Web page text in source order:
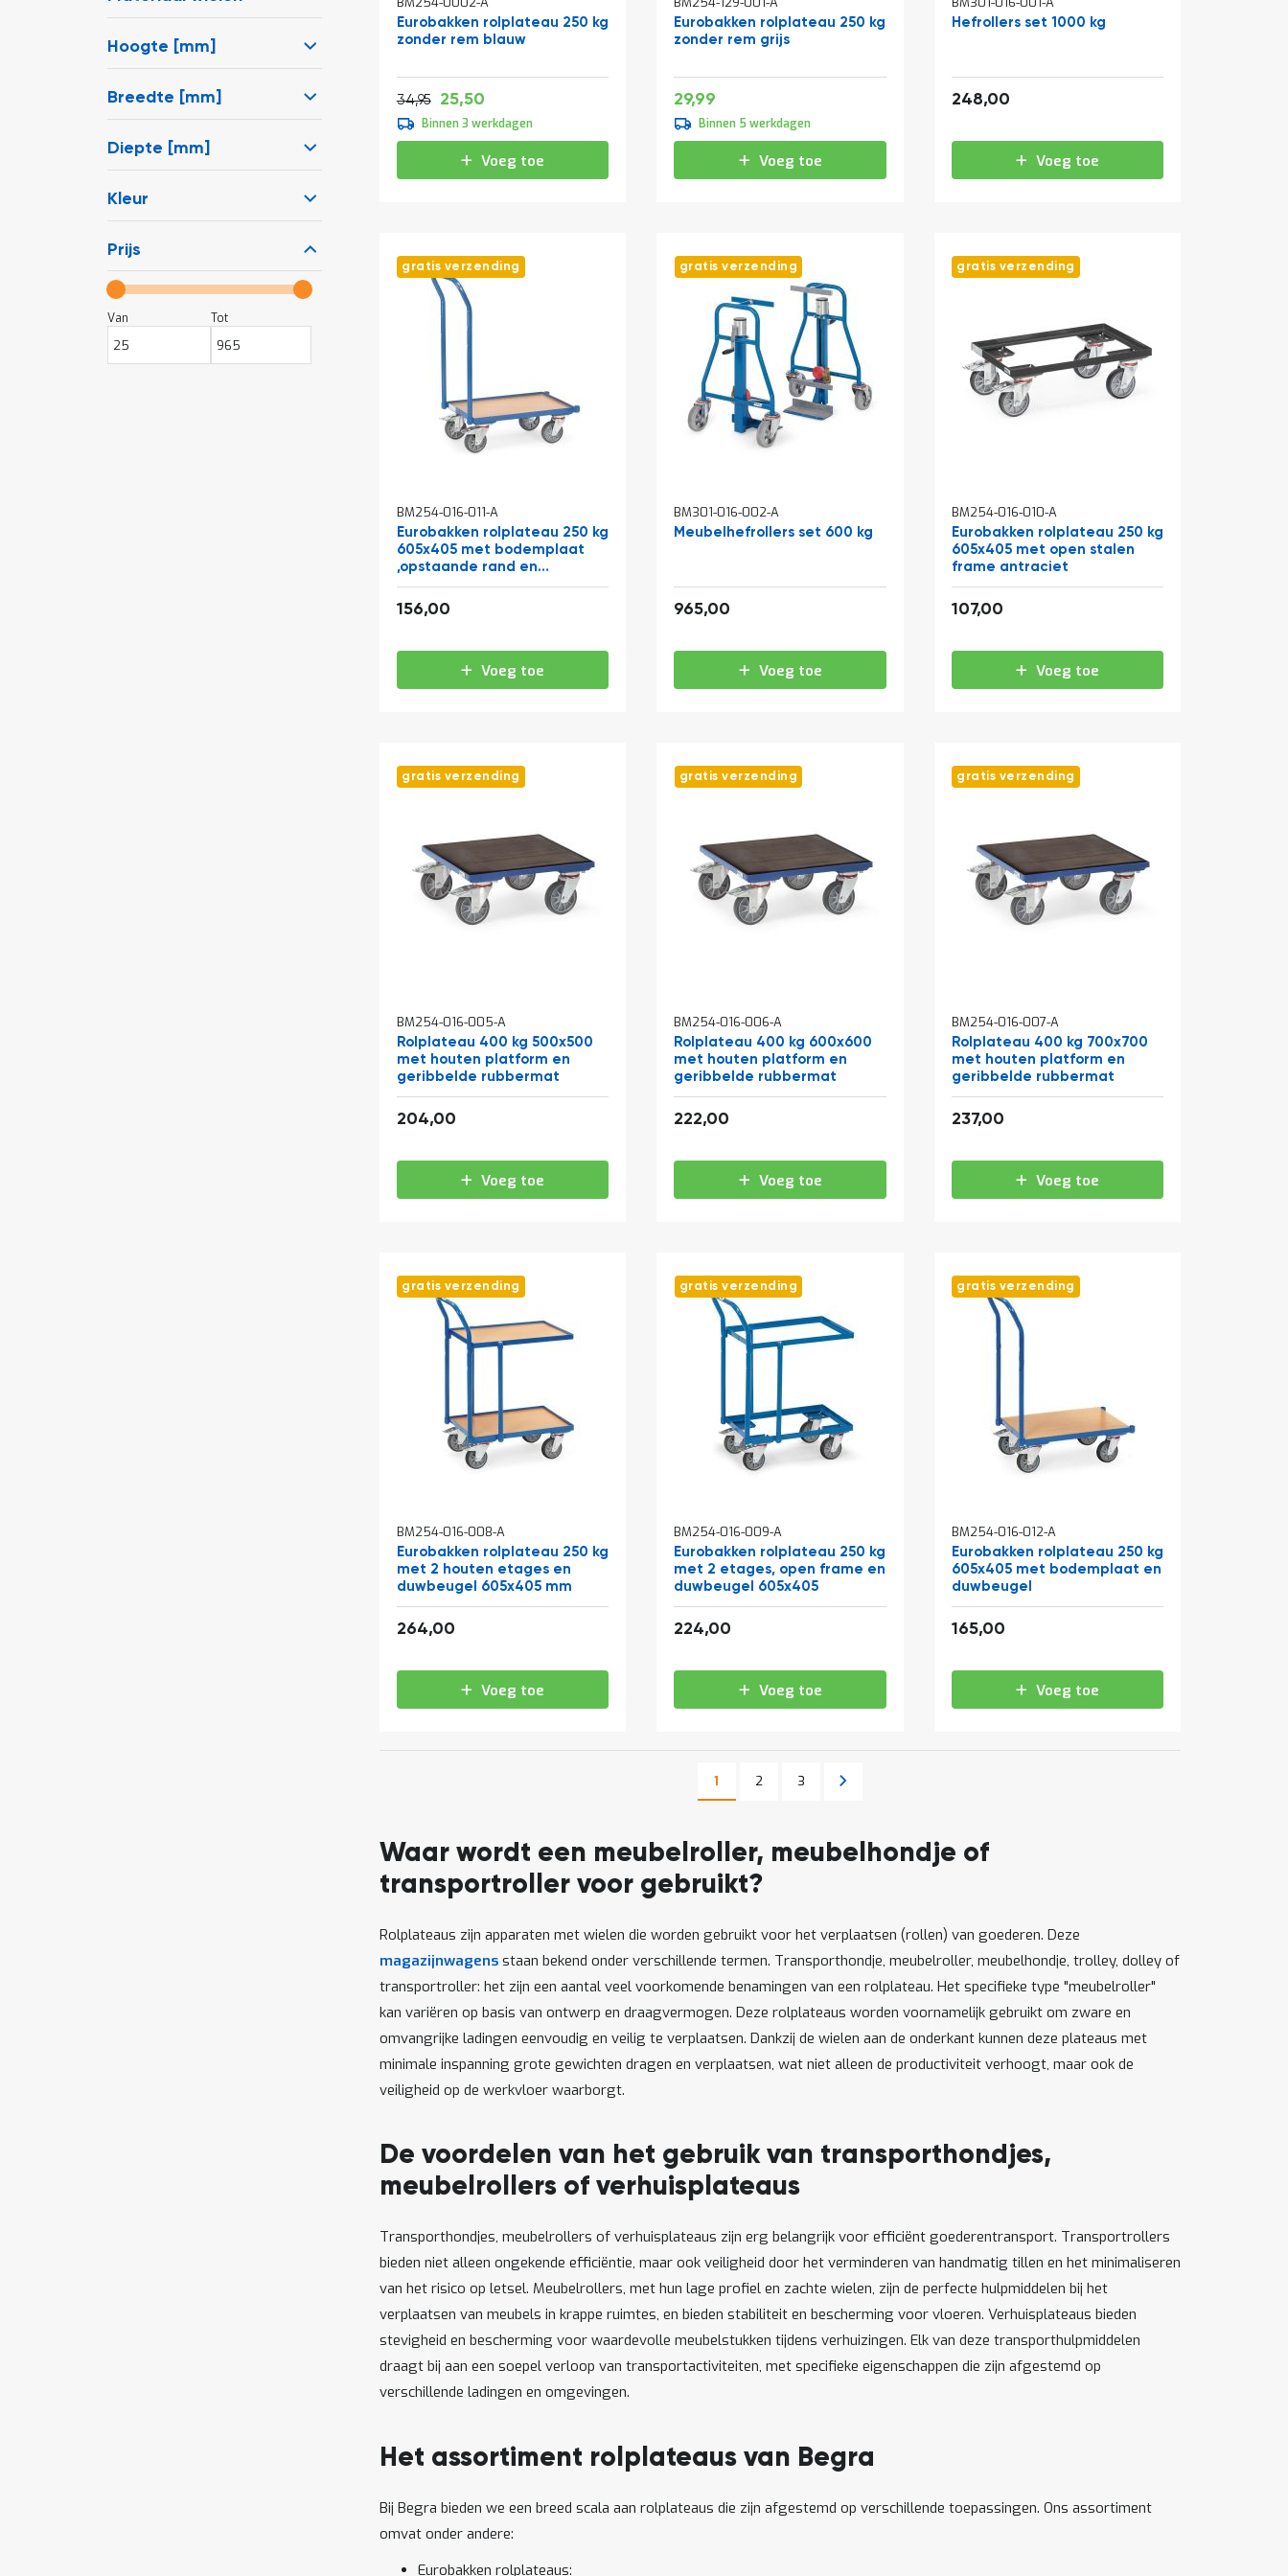
Hoogte [mm]
Breedte [mm]
Diepte [mm]
Kleur
Prijs
Van Tot
Eurobakken rolplateau 250 kg
zonder rem blauw
Normale prijs
34,95 42,29
Vanaf
25,50
Binnen 3 werkdagen
Voeg toe
Eurobakken rolplateau 250 kg
zonder rem grijs
Speciale
prijs
29,99
Binnen 5 werkdagen
Voeg toe
Hefrollers set 1000 kg
248,00
Voeg toe
gratis verzending
BM254-016-011-A
Eurobakken rolplateau 250 kg
605x405 met bodemplaat
,opstaande rand en
duwbeugel
156,00
Voeg toe
gratis verzending
BM301-016-002-A
Meubelhefrollers set 600 kg
965,00
Voeg toe
gratis verzending
BM254-016-010-A
Eurobakken rolplateau 250 kg
605x405 met open stalen
frame antraciet
107,00
Voeg toe
gratis verzending
BM254-016-005-A
Rolplateau 400 kg 500x500
met houten platform en
geribbelde rubbermat
204,00
Voeg toe
gratis verzending
BM254-016-006-A
Rolplateau 400 kg 600x600
met houten platform en
geribbelde rubbermat
222,00
Voeg toe
gratis verzending
BM254-016-007-A
Rolplateau 400 kg 700x700
met houten platform en
geribbelde rubbermat
237,00
Voeg toe
gratis verzending
BM254-016-008-A
Eurobakken rolplateau 250 kg
met 2 houten etages en
duwbeugel 605x405 mm
264,00
Voeg toe
gratis verzending
BM254-016-009-A
Eurobakken rolplateau 250 kg
met 2 etages, open frame en
duwbeugel 605x405
224,00
Voeg toe
gratis verzending
BM254-016-012-A
Eurobakken rolplateau 250 kg
605x405 met bodemplaat en
duwbeugel
165,00
Voeg toe
Pagina
U lees momenteel pagina
1 Pagina
2 Pagina
3 Pagina
Volgende
Waar wordt een meubelroller, meubelhondje of
transportroller voor gebruikt?
Rolplateaus zijn apparaten met wielen die worden gebruikt voor het verplaatsen (rollen) van goederen. Deze
magazijnwagensstaan bekend onder verschillende termen. Transporthondje, meubelroller, meubelhondje, trolley, dolley of
transportroller: het zijn een aantal veel voorkomende benamingen van een rolplateau. Het specifieke type "meubelroller"
kan variëren op basis van ontwerp en draagvermogen. Deze rolplateaus worden voornamelijk gebruikt om zware en
omvangrijke ladingen eenvoudig en veilig te verplaatsen. Dankzij de wielen aan de onderkant kunnen deze plateaus met
minimale inspanning grote gewichten dragen en verplaatsen, wat niet alleen de productiviteit verhoogt, maar ook de
veiligheid op de werkvloer waarborgt.
De voordelen van het gebruik van transporthondjes,
meubelrollers of verhuisplateaus
Transporthondjes, meubelrollers of verhuisplateaus zijn erg belangrijk voor efficiënt goederentransport. Transportrollers
bieden niet alleen ongekende efficiëntie, maar ook veiligheid door het verminderen van handmatig tillen en het minimaliseren
van het risico op letsel. Meubelrollers, met hun lage profiel en zachte wielen, zijn de perfecte hulpmiddelen bij het
verplaatsen van meubels in krappe ruimtes, en bieden stabiliteit en bescherming voor vloeren. Verhuisplateaus bieden
stevigheid en bescherming voor waardevolle meubelstukken tijdens verhuizingen. Elk van deze transporthulpmiddelen
draagt bij aan een soepel verloop van transportactiviteiten, met specifieke eigenschappen die zijn afgestemd op
verschillende ladingen en omgevingen.
Het assortiment rolplateaus van Begra
Bij Begra bieden we een breed scala aan rolplateaus die zijn afgestemd op verschillende toepassingen. Ons assortiment
omvat onder andere:
Eurobakken rolplateaus: